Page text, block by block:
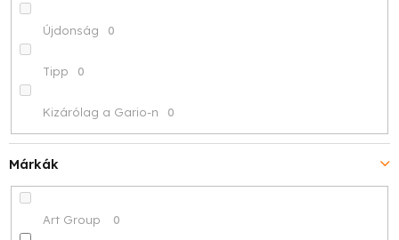
é
s
e
Újdonság 0
Tipp 0
Kizárólag a Gario-n 0
Márkák
Art Group 0